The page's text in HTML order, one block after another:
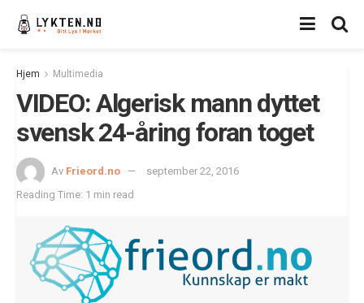
Hjem Multimedia
VIDEO: Algerisk mann dyttet
svensk 24-åring foran toget
Av Frieord.no
september 22, 2016
Reading Time: 1 min read